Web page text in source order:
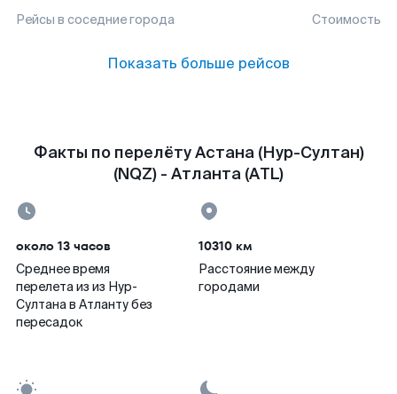
Рейсы в соседние города Стоимость
Показать больше рейсов
Факты по перелёту Астана (Нур-Султан)
(NQZ) - Атланта (ATL)
около 13 часов
Среднее время
перелета из из Нур-
Султана в Атланту без
пересадок
10310 км
Расстояние между
городами